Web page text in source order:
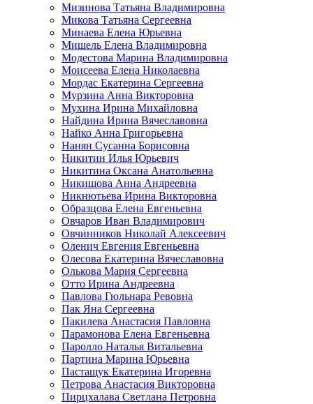
Мизинова Татьяна Владимировна
Микова Татьяна Сергеевна
Минаева Елена Юрьевна
Мишель Елена Владимировна
Модестова Марина Владимировна
Моисеева Елена Николаевна
Мордас Екатерина Сергеевна
Мурзина Анна Викторовна
Мухина Ирина Михайловна
Найдина Ирина Вячеславовна
Найко Анна Григорьевна
Нанян Сусанна Борисовна
Никитин Илья Юрьевич
Никитина Оксана Анатольевна
Никишова Анна Андреевна
Никнютьева Ирина Викторовна
Образцова Елена Евгеньевна
Овчаров Иван Владимирович
Овчинников Николай Алексеевич
Оленич Евгения Евгеньевна
Олесова Екатерина Вячеславовна
Олькова Мария Сергеевна
Отто Ирина Андреевна
Павлова Гюльнара Ревовна
Пак Яна Сергеевна
Пакилева Анастасия Павловна
Парамонова Елена Евгеньевна
Паролло Наталья Витальевна
Партина Марина Юрьевна
Пастащук Екатерина Игоревна
Петрова Анастасия Викторовна
Пирцхалава Светлана Петровна